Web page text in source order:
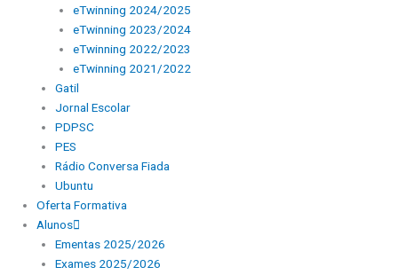
eTwinning 2024/2025
eTwinning 2023/2024
eTwinning 2022/2023
eTwinning 2021/2022
Gatil
Jornal Escolar
PDPSC
PES
Rádio Conversa Fiada
Ubuntu
Oferta Formativa
Alunos
Ementas 2025/2026
Exames 2025/2026